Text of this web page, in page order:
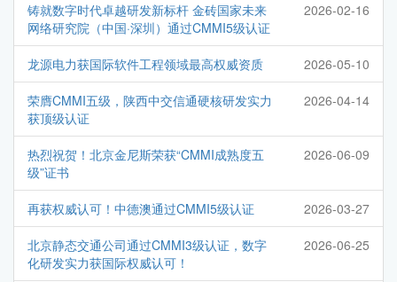
铸就数字时代卓越研发新标杆 金砖国家未来
网络研究院（中国·深圳）通过CMMI5级认证
2026-02-16
龙源电力获国际软件工程领域最高权威资质 2026-05-10
荣膺CMMI五级，陕西中交信通硬核研发实力
获顶级认证
2026-04-14
热烈祝贺！北京金尼斯荣获“CMMI成熟度五
级”证书
2026-06-09
再获权威认可！中德澳通过CMMI5级认证 2026-03-27
北京静态交通公司通过CMMI3级认证，数字
化研发实力获国际权威认可！
2026-06-25